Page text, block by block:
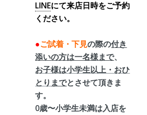
LINEにて来店日時をご予約
ください。
●ご試着・下見の際の付き
添いの方は一名様まで、
お子様は小学生以上・おひ
とり までとさせて頂きま
す。
0歳〜小学生未満は入店を